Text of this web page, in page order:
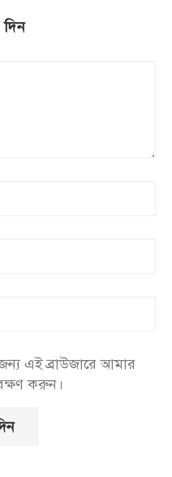
এই ব্রাউজারে আমার
করুন।